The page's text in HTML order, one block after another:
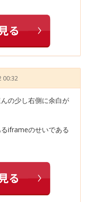
00:32
の少し右側に余白が
iframeのせいである